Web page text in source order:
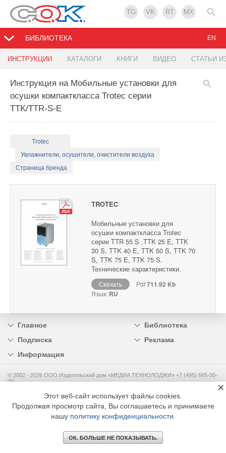
TG VK RT MX
БИБЛИОТЕКА
ИНСТРУКЦИИ КАТАЛОГИ КНИГИ ВИДЕО СТАТЬИ
EN
Инструкция на Мобильные установки для
осушки компакткласса Trotec серии
TTK/TTR-S-E
Trotec
Увлажнители, осушители, очистители воздуха
Страница бренда
TROTEC
Мобильные установки для
осушки компакткласса Trotec
серии TTR 55 S ,TTK 25 E, TTK
30 S, TTK 40 E, TTK 50 S, TTK 70
S, TTK 75 E, TTK 75 S.
Технические характеристики.
Скачать Pdf711.92 Kb
Язык: RU
Главное
Библиотека
Подписка
Реклама
Информация
© 2002 - 2026 OOO Издательский дом «МЕДИА ТЕХНОЛОДЖИ» +7 (495) 665-00-
00
Этот веб-сайт использует файлы cookies.
Продолжая просмотр сайта, Вы соглашаетесь и принимаете
нашу политику конфиденциальности
ОК. БОЛЬШЕ НЕ ПОКАЗЫВАТЬ.
×